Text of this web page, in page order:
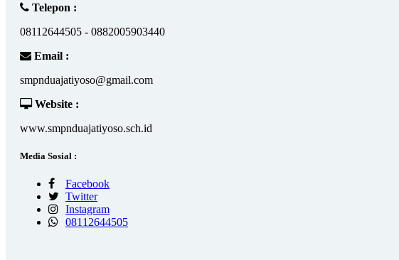
Telepon :
08112644505 - 0882005903440
Email :
smpnduajatiyoso@gmail.com
Website :
www.smpnduajatiyoso.sch.id
Media Sosial :
Facebook
Twitter
Instagram
08112644505